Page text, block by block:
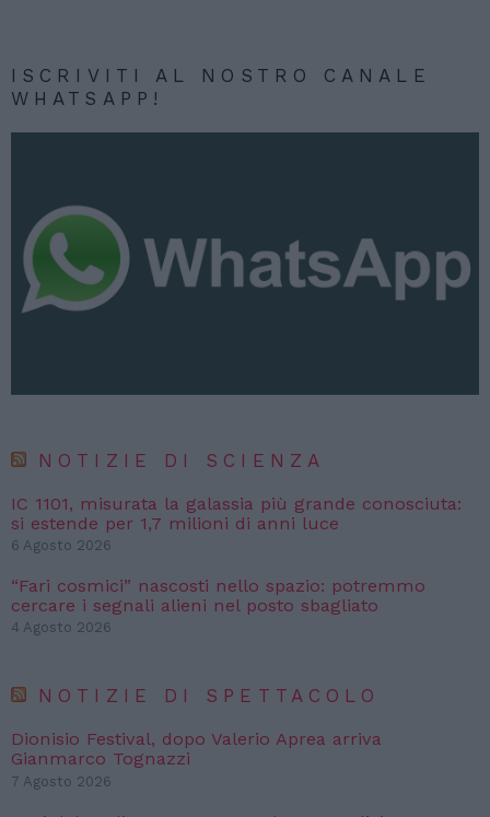
ISCRIVITI AL NOSTRO CANALE
WHATSAPP!
NOTIZIE DI SCIENZA
IC 1101, misurata la galassia più grande conosciuta:
si estende per 1,7 milioni di anni luce
6 Agosto 2026
“Fari cosmici” nascosti nello spazio: potremmo
cercare i segnali alieni nel posto sbagliato
4 Agosto 2026
NOTIZIE DI SPETTACOLO
Dionisio Festival, dopo Valerio Aprea arriva
Gianmarco Tognazzi
7 Agosto 2026